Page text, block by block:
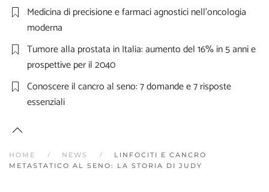
Medicina di precisione e farmaci agnostici nell’oncologia
moderna
Tumore alla prostata in Italia: aumento del 16% in 5 anni e
prospettive per il 2040
Conoscere il cancro al seno: 7 domande e 7 risposte
essenziali
HOME NEWS
LINFOCITI E CANCRO
METASTATICO AL SENO: LA STORIA DI JUDY